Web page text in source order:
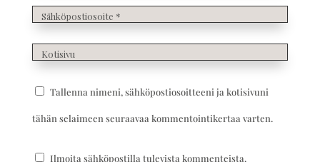
Tallenna nimeni, sähköpostiosoitteeni ja kotisivuni
tähän selaimeen seuraavaa kommentointikertaa varten.
Ilmoita sähköpostilla tulevista kommenteista.